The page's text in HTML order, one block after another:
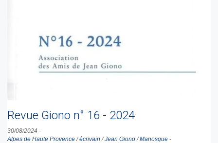
Revue Giono n° 16 - 2024
30/08/2024 -
Alpes de Haute Provence /écrivain /Jean Giono /Manosque -